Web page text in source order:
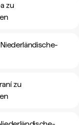
zu
zu